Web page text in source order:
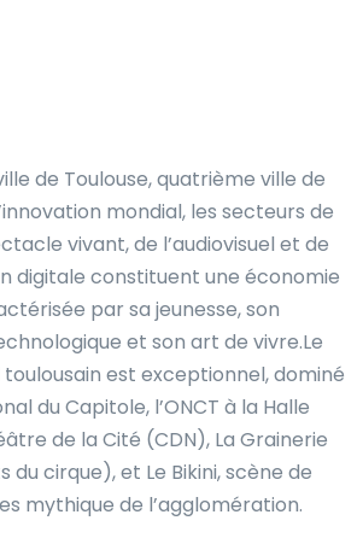
de Toulouse, quatrième ville de
mondial, les secteurs de
vivant, de l’audiovisuel et de
digitale constituent une économie
par sa jeunesse, son
et son art de vivre.Le
est exceptionnel, dominé
du Capitole, l’ONCT à la Halle
de la Cité (CDN), La Grainerie
du cirque), et Le Bikini, scène de
mythique de l’agglomération.